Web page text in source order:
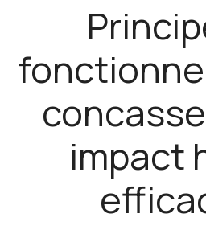
impact